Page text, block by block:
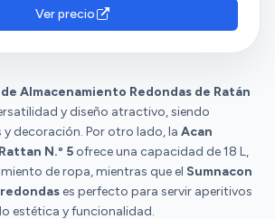
Ver precio
Almacenamiento Redondas de Ratán
y diseño atractivo, siendo
decoración. Por otro lado, la Acan
N.º 5 ofrece una capacidad de 18 L,
de ropa, mientras que el Sumnacon
es perfecto para servir aperitivos
estética y funcionalidad.